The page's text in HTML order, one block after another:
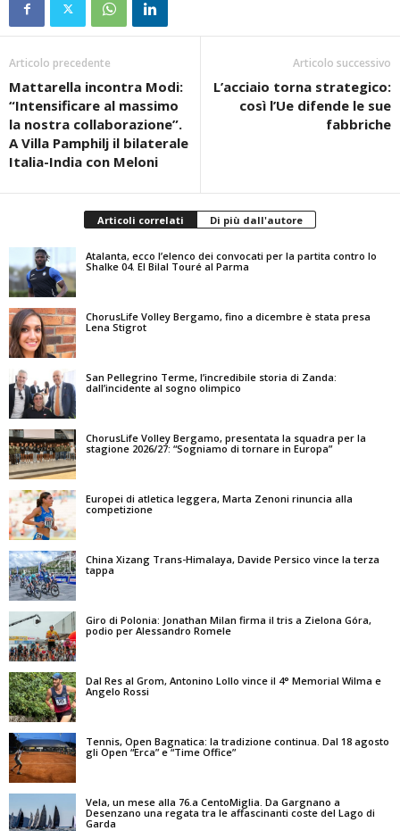
Articolo precedente
Mattarella incontra Modi:
“Intensificare al massimo
la nostra collaborazione”.
A Villa Pamphilj il bilaterale
Italia-India con Meloni
Articolo successivo
L’acciaio torna strategico:
così l’Ue difende le sue
fabbriche
Articoli correlati Di più dall'autore
Atalanta, ecco l’elenco dei convocati per la partita contro lo
Shalke 04. El Bilal Touré al Parma
ChorusLife Volley Bergamo, fino a dicembre è stata presa
Lena Stigrot
San Pellegrino Terme, l’incredibile storia di Zanda:
dall’incidente al sogno olimpico
ChorusLife Volley Bergamo, presentata la squadra per la
stagione 2026/27: “Sogniamo di tornare in Europa”
Europei di atletica leggera, Marta Zenoni rinuncia alla
competizione
China Xizang Trans-Himalaya, Davide Persico vince la terza
tappa
Giro di Polonia: Jonathan Milan firma il tris a Zielona Góra,
podio per Alessandro Romele
Dal Res al Grom, Antonino Lollo vince il 4° Memorial Wilma e
Angelo Rossi
Tennis, Open Bagnatica: la tradizione continua. Dal 18 agosto
gli Open “Erca” e “Time Office”
Vela, un mese alla 76.a CentoMiglia. Da Gargnano a
Desenzano una regata tra le affascinanti coste del Lago di
Garda